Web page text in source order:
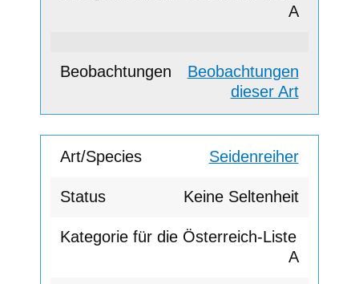
A
Beobachtungen
dieser Art
Seidenreiher
Keine Seltenheit
A